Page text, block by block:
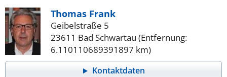
Thomas Frank
Geibelstraße 5
23611 Bad Schwartau (Entfernung:
6.110110689391897 km)
Kontaktdaten